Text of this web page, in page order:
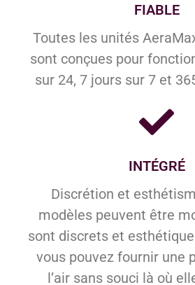
FIABLE
Toutes les unités
sont conçues pour
sur 24, 7 jours sur 7 et
INTÉGRÉ
Discrétion et
modèles peuvent être
sont discrets et
vous pouvez fournir une
l’air sans souci là où